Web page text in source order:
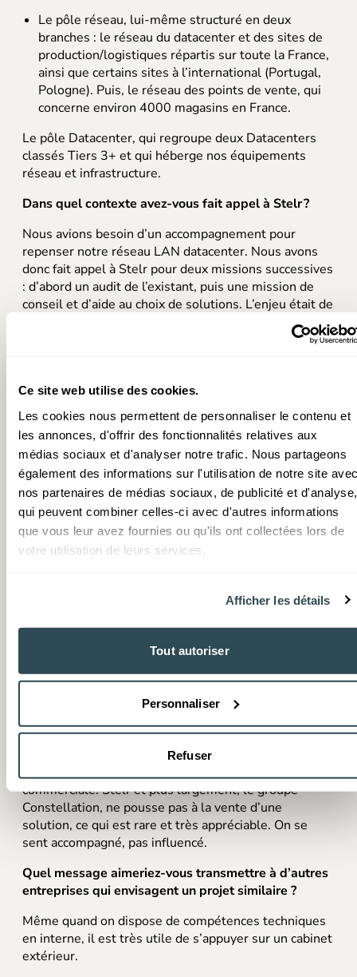
Ce site web utilise des cookies.
Les cookies nous permettent de personnaliser le contenu et
les annonces, d'offrir des fonctionnalités relatives aux
médias sociaux et d'analyser notre trafic. Nous partageons
également des informations sur l'utilisation de notre site
nos partenaires de médias sociaux, de publicité et d'analyse,
qui peuvent combiner celles-ci avec d'autres informations
que vous leur avez fournies ou qu'ils ont collectées lors de
votre utilisation de leurs services.
Afficher les détails
Tout autoriser
Personnaliser
Refuser
Le pôle réseau, lui-même structuré en deux
branches : le réseau du datacenter et des sites de
production/logistiques répartis sur toute la France,
ainsi que certains sites à l’international (Portugal,
Pologne). Puis, le réseau des points de vente, qui
concerne environ 4000 magasins en France.
Le pôle Datacenter, qui regroupe deux Datacenters
classés Tiers 3+ et qui héberge nos équipements
réseau et infrastructure.
Dans quel contexte avez-vous fait appel à Stelr ?
Nous avions besoin d’un accompagnement pour
repenser notre réseau LAN datacenter. Nous avons
donc fait appel à Stelr pour deux missions successives
: d’abord un audit de l’existant, puis une mission de
conseil et d’aide au choix de solutions. L’enjeu était de
pouvoir évaluer objectivement les différentes offres
mission ?
L’apport principal a été méthodologique. Les équipes
de Stelr ont structuré la démarche de sélection et mis
en lumière les avantages et limites de chaque
solution proposée par les fournisseurs. C’était
particulièrement utile pour nos équipes, très
techniques, qui peuvent parfois avoir des préférences
ancrées. Ce regard extérieur a permis de prendre du
plus éclairées, tout en conservant notre autonomie.
Comment qualifieriez vous la collaboration avec
Très professionnelle. Les équipes sont compétentes,
sort de leur périmètre, elles le reconnaissent sans
détour, ce qui est précieux : on gagne du temps et on
Autre point important : il n’y a aucune pression
commerciale. Stelr et plus largement, le groupe
Constellation, ne pousse pas à la vente d’une
solution, ce qui est rare et très appréciable. On se
sent accompagné, pas influencé.
Quel message aimeriez-vous transmettre à d’autres
entreprises qui envisagent un projet similaire ?
Même quand on dispose de compétences techniques
en interne, il est très utile de s’appuyer sur un cabinet
extérieur.